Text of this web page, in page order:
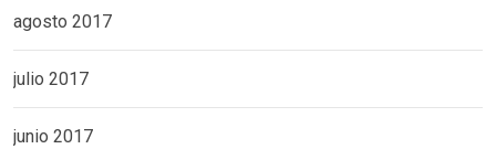
agosto 2017
julio 2017
junio 2017